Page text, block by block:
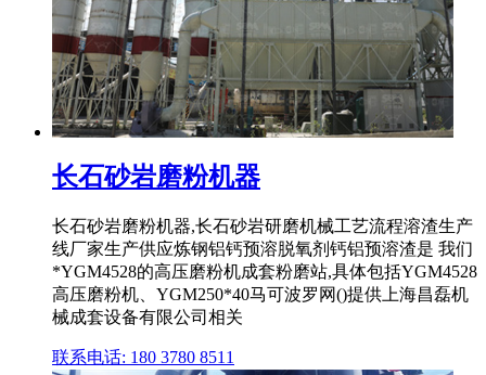
长石砂岩磨粉机器
长石砂岩磨粉机器,长石砂岩研磨机械工艺流程溶渣生产
线厂家生产供应炼钢铝钙预溶脱氧剂钙铝预溶渣是 我们
*YGM4528的高压磨粉机成套粉磨站,具体包括YGM4528
高压磨粉机、YGM250*40马可波罗网()提供上海昌磊机
械成套设备有限公司相关
联系电话: 180 3780 8511